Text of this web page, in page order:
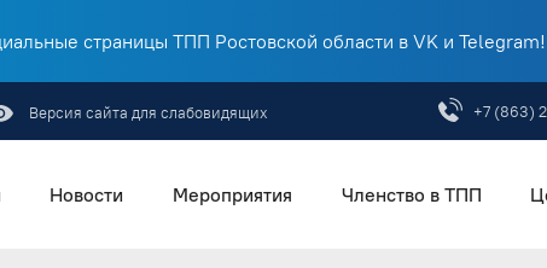
страницы ТПП Ростовской области в VK и
Версия сайта для слабовидящих +7 (863)
Новости Мероприятия Членство в ТПП